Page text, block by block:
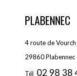
PLABENNEC
4 route de Vourch
29860 Plabennec
Tél 02 98 38